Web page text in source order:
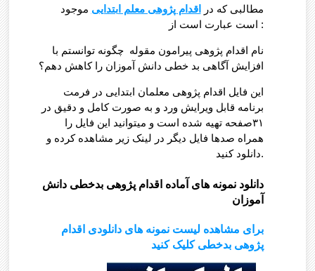
مطالبی که در اقدام پژوهی معلم ابتدایی موجود
است عبارت است از :
نام اقدام پژوهی پیرامون مقوله چگونه توانستم با
افزایش آگاهی بد خطی دانش آموزان را کاهش دهم؟
این فایل اقدام پژوهی معلمان ابتدایی در فرمت
برنامه قابل ویرایش ورد و به صورت کامل و دقیق در
۳۱صفحه تهیه شده است و میتوانید این فایل را
همراه صدها فایل دیگر در لینک زیر مشاهده کرده و
دانلود کنید.
دانلود نمونه های آماده اقدام پژوهی بدخطی دانش
آموزان
پژوهی بدخطی کلیک کنید